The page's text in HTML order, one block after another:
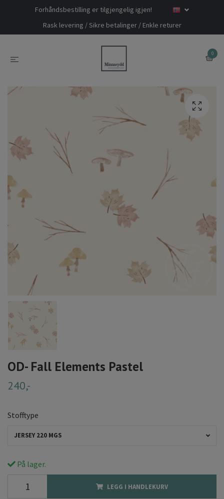
Forhåndsbestilling er tilgjengelig igjen!
Rask levering / Sikre betalinger / Enkle returer
0
OD- Fall Elements Pastel
240,-
Stofftype
JERSEY 220 MGS
På lager.
LEGG I HANDLEKURV